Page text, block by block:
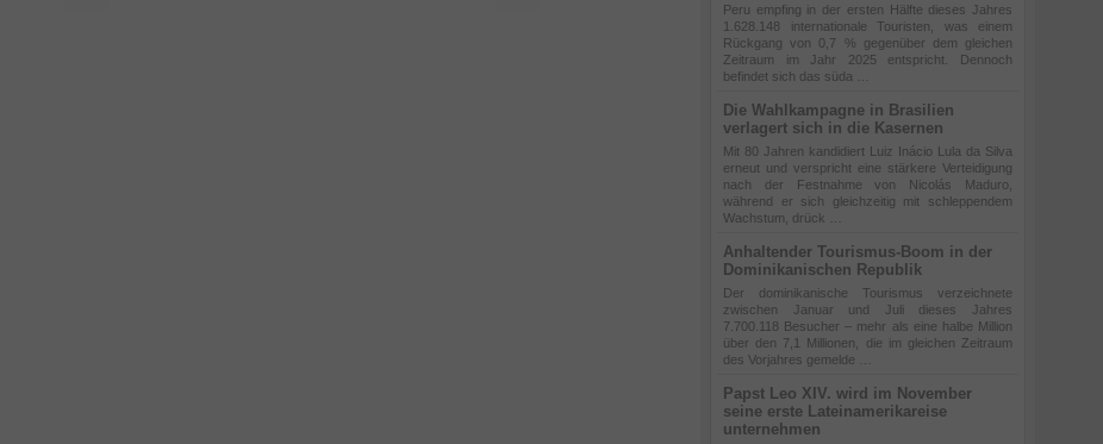
Peru empfing in der ersten Hälfte dieses Jahres
1.628.148 internationale Touristen, was einem
Rückgang von 0,7 % gegenüber dem gleichen
Zeitraum im Jahr 2025 entspricht. Dennoch
befindet sich das süda …
Die Wahlkampagne in Brasilien
verlagert sich in die Kasernen
Mit 80 Jahren kandidiert Luiz Inácio Lula da Silva
erneut und verspricht eine stärkere Verteidigung
nach der Festnahme von Nicolás Maduro,
während er sich gleichzeitig mit schleppendem
Wachstum, drück …
Anhaltender Tourismus-Boom in der
Dominikanischen Republik
Der dominikanische Tourismus verzeichnete
zwischen Januar und Juli dieses Jahres
7.700.118 Besucher – mehr als eine halbe Million
über den 7,1 Millionen, die im gleichen Zeitraum
des Vorjahres gemelde …
Papst Leo XIV. wird im November
seine erste Lateinamerikareise
unternehmen